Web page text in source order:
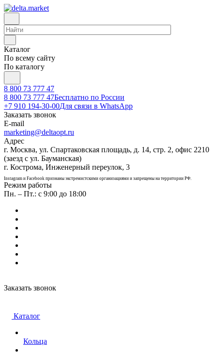
Каталог
По всему сайту
По каталогу
8 800 73 777 47
8 800 73 777 47Бесплатно по России
+7 910 194-30-00Для связи в WhatsApp
Заказать звонок
E-mail
marketing@deltaopt.ru
Адрес
г. Москва, ул. Спартаковская площадь, д. 14, стр. 2, офис 2210
(заезд с ул. Бауманская)
г. Кострома, Инженерный переулок, 3
Instagram и Facebook признаны экстремистскими организациями и запрещены на территории РФ.
Режим работы
Пн. – Пт.: с 9:00 до 18:00
Заказать звонок
Каталог
Кольца